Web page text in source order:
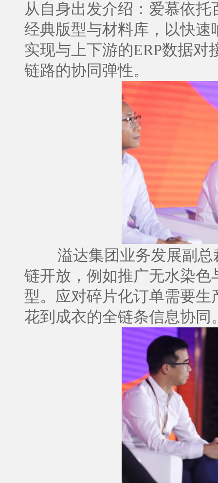
从自身出发介绍：爱慕依
经典版型与材料库，以快
实现与上下游的ERP数据
链路的协同弹性。
溢达集团业务发展副
链开放，例如推广无水染
型。应对碎片化订单需要
花到成衣的全链条信息协同